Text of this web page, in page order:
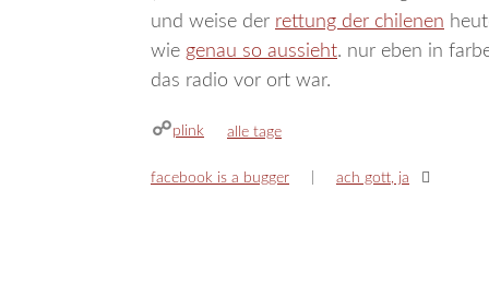
und weise der rettung der chilenen
wie genau so aussieht. nur eben in
das radio vor ort war.
plink kategorien
alle tage
facebook is a bugger ach gott, ja